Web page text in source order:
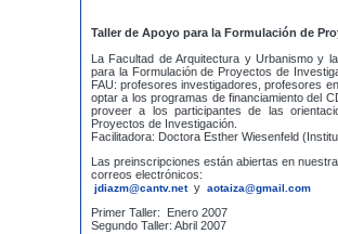
Taller de Apoyo para la Formulación de
La Facultad de Arquitectura y Urbanismo y
para la Formulación de Proyectos de
FAU: profesores investigadores, profesores
optar a los programas de financiamiento del
proveer a los participantes de las
Proyectos de Investigación.
Facilitadora: Doctora Esther Wiesenfeld
Las preinscripciones están abiertas en
correos electrónicos:
jdiazm@cantv.net y aotaiza@gmail.com
Primer Taller: Enero 2007
Segundo Taller: Abril 2007